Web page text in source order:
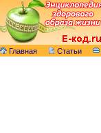
Главная Статьи